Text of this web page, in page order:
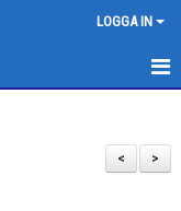
LOGGA IN
>
<